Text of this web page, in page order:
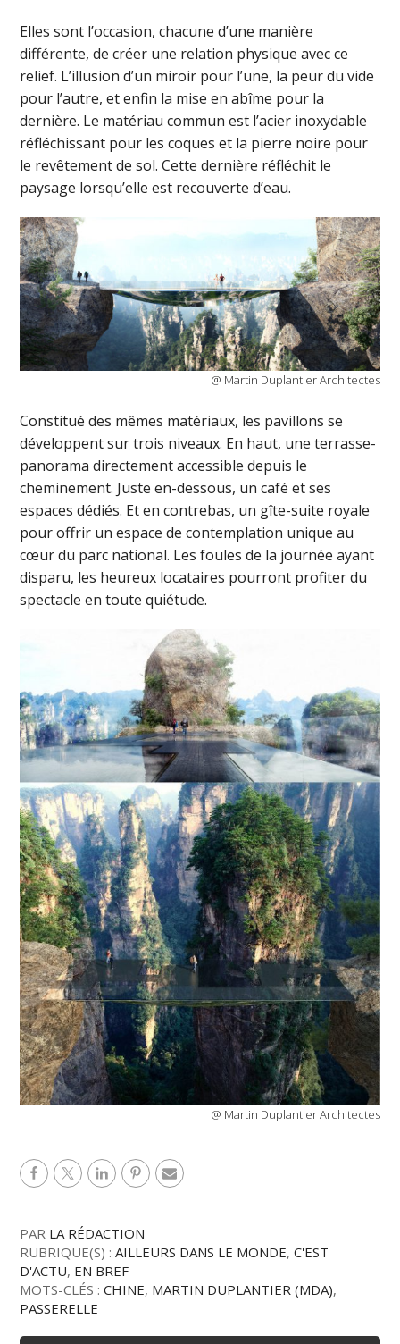
Elles sont l’occasion, chacune d’une manière
différente, de créer une relation physique avec ce
relief. L’illusion d’un miroir pour l’une, la peur du vide
pour l’autre, et enfin la mise en abîme pour la
dernière. Le matériau commun est l’acier inoxydable
réfléchissant pour les coques et la pierre noire pour
le revêtement de sol. Cette dernière réfléchit le
paysage lorsqu’elle est recouverte d’eau.
@ Martin Duplantier Architectes
Constitué des mêmes matériaux, les pavillons se
développent sur trois niveaux. En haut, une terrasse-
panorama directement accessible depuis le
cheminement. Juste en-dessous, un café et ses
espaces dédiés. Et en contrebas, un gîte-suite royale
pour offrir un espace de contemplation unique au
cœur du parc national. Les foules de la journée ayant
disparu, les heureux locataires pourront profiter du
spectacle en toute quiétude.
@ Martin Duplantier Architectes
PAR LA RÉDACTION
RUBRIQUE(S) :AILLEURS DANS LE MONDE,C'EST
D'ACTU, EN BREF
MOTS-CLÉS :CHINE, MARTIN DUPLANTIER (MDA),
PASSERELLE